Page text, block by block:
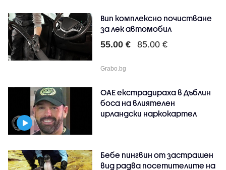
Вип комплексно почистване
за лек автомобил
55.00 € 85.00 €
Grabo.bg
ОАЕ екстрадираха в Дъблин
боса на влиятелен
ирландски наркокартел
Бебе пингвин от застрашен
вид радва посетителите на